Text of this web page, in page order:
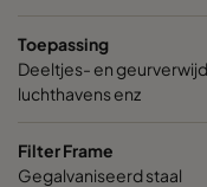
Toepassing
Deeltjes- en
luchthavens enz
Filter Frame
Gegalvaniseerd staal